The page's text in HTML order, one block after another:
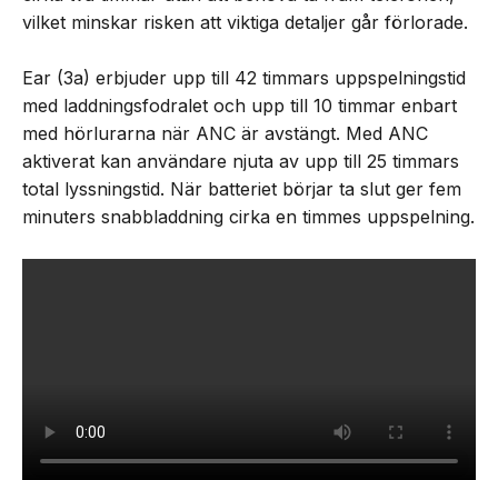
vilket minskar risken att viktiga detaljer går förlorade.
Ear (3a) erbjuder upp till 42 timmars uppspelningstid
med laddningsfodralet och upp till 10 timmar enbart
med hörlurarna när ANC är avstängt. Med ANC
aktiverat kan användare njuta av upp till 25 timmars
total lyssningstid. När batteriet börjar ta slut ger fem
minuters snabbladdning cirka en timmes uppspelning.